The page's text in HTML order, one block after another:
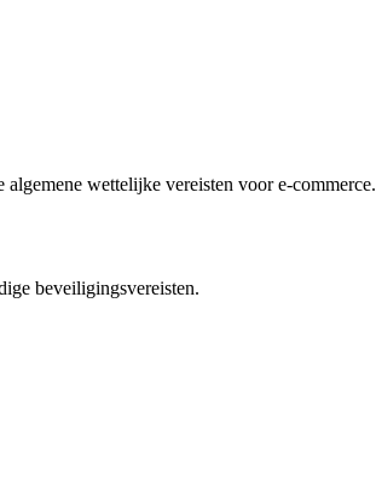
wettelijke vereisten voor e-commerce.
beveiligingsvereisten.